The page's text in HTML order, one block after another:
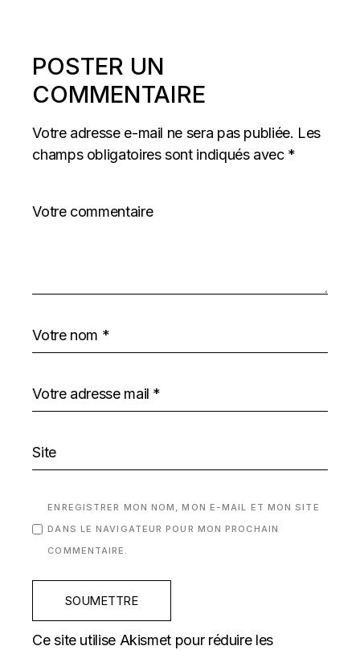
POSTER UN
COMMENTAIRE
Votre adresse e-mail ne sera pas publiée. Les
champs obligatoires sont indiqués avec *
ENREGISTRER MON NOM, MON E-MAIL ET MON SITE
DANS LE NAVIGATEUR POUR MON PROCHAIN
COMMENTAIRE.
SOUMETTRE
Ce site utilise Akismet pour réduire les